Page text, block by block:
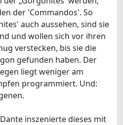
der 'Commandos'. So
auch aussehen, sind sie
und wollen sich vor ihren
verstecken, bis sie die
gefunden haben. Der
liegt weniger am
programmiert. Und:
inszenierte dieses mit